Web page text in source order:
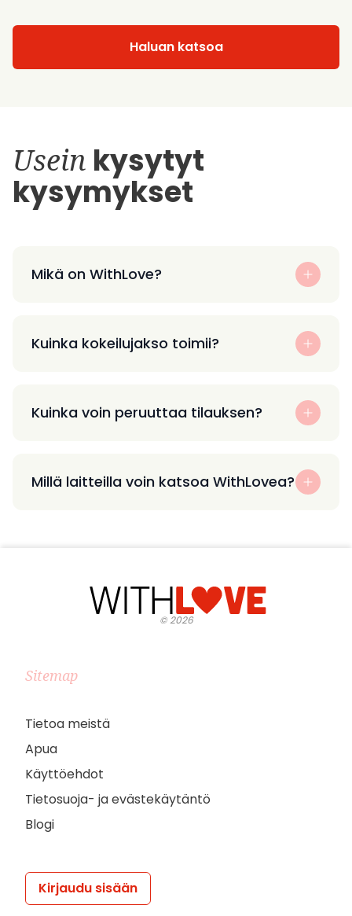
Haluan katsoa
Usein kysytyt
kysymykset
Mikä on WithLove?
Kuinka kokeilujakso toimii?
Kuinka voin peruuttaa tilauksen?
Millä laitteilla voin katsoa WithLovea?
©2026
Sitemap
Tietoa meistä
Apua
Käyttöehdot
Tietosuoja- ja evästekäytäntö
Blogi
Kirjaudu sisään